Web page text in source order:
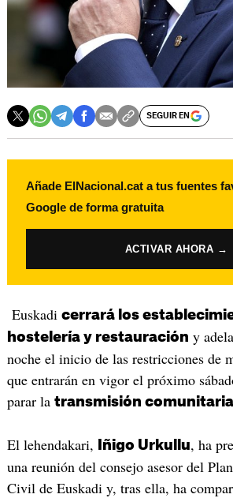
SEGUIR EN
Añade ElNacional.cat a tus fuentes
Google de forma gratuita
ACTIVAR AHORA →
Euskadi cerrará los
hostelería y restauración y
noche el inicio de las restricciones de
que entrarán en vigor el próximo
parar la transmisión comunitaria
El lehendakari, Iñigo Urkullu, ha
una reunión del consejo asesor del
Civil de Euskadi y, tras ella, ha